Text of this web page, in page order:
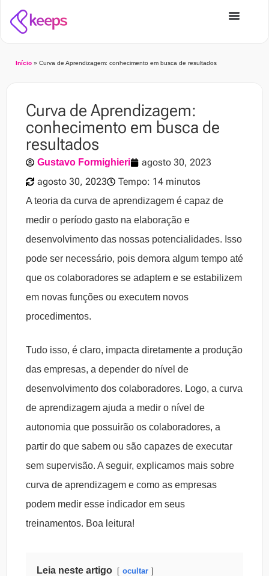
Início » Curva de Aprendizagem: conhecimento em busca de resultados
Curva de Aprendizagem:
conhecimento em busca de
resultados
Gustavo Formighieri
agosto 30, 2023
agosto 30, 2023
Tempo: 14 minutos
A teoria da curva de aprendizagem é capaz de
medir o período gasto na elaboração e
desenvolvimento das nossas potencialidades. Isso
pode ser necessário, pois demora algum tempo até
que os colaboradores se adaptem e se estabilizem
em novas funções ou executem novos
procedimentos.
Tudo isso, é claro, impacta diretamente a produção
das empresas, a depender do nível de
desenvolvimento dos colaboradores. Logo, a curva
de aprendizagem ajuda a medir o nível de
autonomia que possuirão os colaboradores, a
partir do que sabem ou são capazes de executar
sem supervisão. A seguir, explicamos mais sobre
curva de aprendizagem e como as empresas
podem medir esse indicador em seus
treinamentos. Boa leitura!
Leia neste artigo ocultar